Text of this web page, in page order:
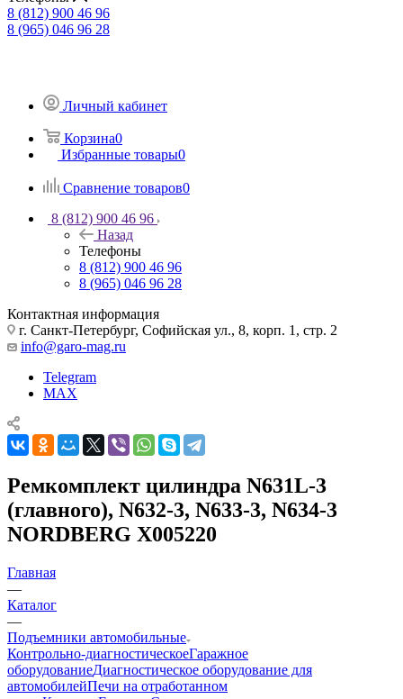
8 (812) 900 46 96
8 (965) 046 96 28
Личный кабинет
Корзина0
Избранные товары0
Сравнение товаров0
8 (812) 900 46 96
Назад
Телефоны
8 (812) 900 46 96
8 (965) 046 96 28
Контактная информация
г. Санкт-Петербург, Софийская ул., 8, корп. 1, стр. 2
info@garo-mag.ru
Telegram
MAX
Ремкомплект цилиндра N631L-3
(главного), N632-3, N633-3, N634-3
NORDBERG X005220
Главная
—
Каталог
—
Подъемники автомобильные
Контрольно-диагностическоеГаражное
оборудованиеДиагностическое оборудование для
автомобилейПечи на отработанном